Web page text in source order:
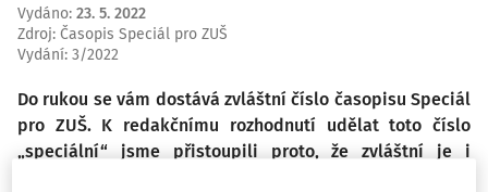
Vydáno: 23. 5. 2022
Zdroj: Časopis Speciál pro ZUŠ
Vydání: 3/2022
Do rukou se vám dostává zvláštní číslo časopisu Speciál
pro ZUŠ. K redakčnímu rozhodnutí udělat toto číslo
„speciální“ jsme přistoupili proto, že zvláštní je i